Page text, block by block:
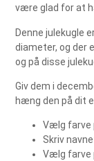
være glad for at
Denne julekugle
diameter, og der
og på disse
Giv dem i
hæng den på dit
Vælg farve
Skriv
Vælg farve